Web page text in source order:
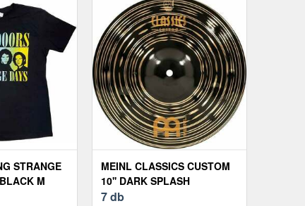
STRANGE
M
MEINL CLASSICS CUSTOM
10'' DARK SPLASH
7 db